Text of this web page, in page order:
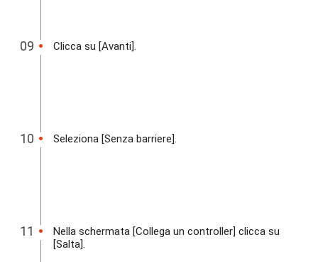
Clicca su [Avanti].
Seleziona [Senza barriere].
Nella schermata [Collega un controller] clicca su
[Salta].